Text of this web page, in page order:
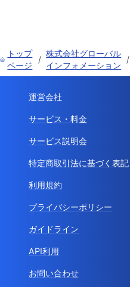
トップ
ページ
/
株式会社グローバル
インフォメーション
/
運営会社
サービス・料金
サービス説明会
特定商取引法に基づく表記
利用規約
プライバシーポリシー
ガイドライン
API利用
お問い合わせ